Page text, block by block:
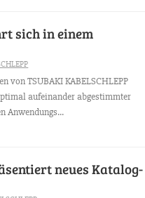
sich in einem
von TSUBAKI KABELSCHLEPP
aufeinander abgestimmter
Anwendungs...
neues Katalog-